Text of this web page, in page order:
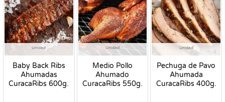
Unidad
Baby Back Ribs
Ahumadas
CuracaRibs 600g.
Unidad
Medio Pollo
Ahumado
CuracaRibs 550g.
Unidad
Pechuga de Pavo
Ahumada
CuracaRibs 400g.